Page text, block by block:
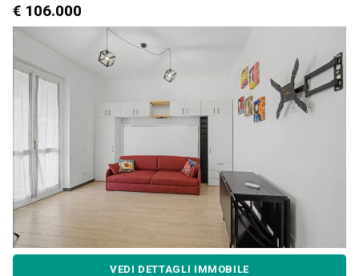
€ 106.000
VEDI DETTAGLI IMMOBILE